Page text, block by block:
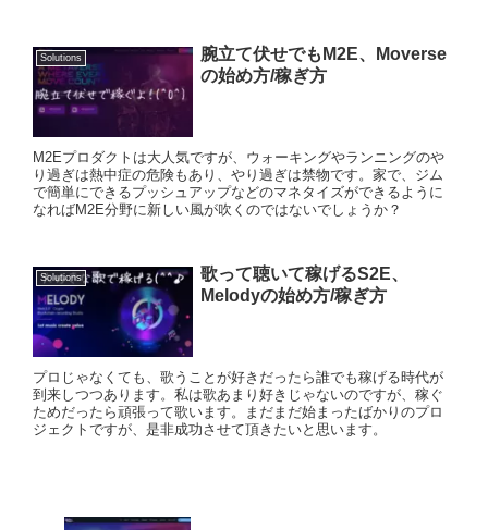
Solutions
腕立て伏せでもM2E、Moverse
の始め方/稼ぎ方
M2Eプロダクトは大人気ですが、ウォーキングやランニングのや
り過ぎは熱中症の危険もあり、やり過ぎは禁物です。家で、ジム
で簡単にできるプッシュアップなどのマネタイズができるように
なればM2E分野に新しい風が吹くのではないでしょうか？
Solutions
歌って聴いて稼げるS2E、
Melodyの始め方/稼ぎ方
プロじゃなくても、歌うことが好きだったら誰でも稼げる時代が
到来しつつあります。私は歌あまり好きじゃないのですが、稼ぐ
ためだったら頑張って歌います。まだまだ始まったばかりのプロ
ジェクトですが、是非成功させて頂きたいと思います。